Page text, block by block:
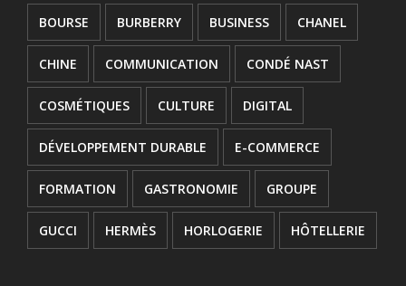
BOURSE BURBERRY BUSINESS CHANEL
CHINE COMMUNICATION CONDÉ NAST
COSMÉTIQUES CULTURE DIGITAL
DÉVELOPPEMENT DURABLE E-COMMERCE
FORMATION GASTRONOMIE GROUPE
GUCCI HERMÈS HORLOGERIE HÔTELLERIE